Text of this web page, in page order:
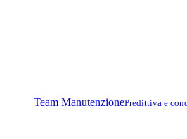
Team ManutenzionePredittiva e